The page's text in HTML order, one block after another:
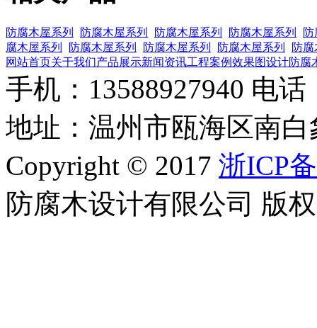
防腐木屋系列 防腐木屋系列 防腐木屋系列 防腐木屋系列
腐木屋系列
防腐木屋系列 防腐木屋系列 防腐木屋系列
防
网站首页关于我们产品展示新闻资讯工程案例效果图设计防腐
手机：13588927940 电话
地址：温州市瓯海区南
Copyright © 2017 浙ICP
防腐木设计有限公司 版